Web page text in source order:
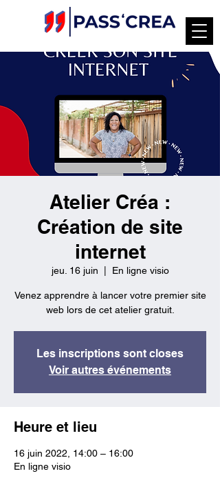
Atelier Créa :
Création de site
internet
jeu. 16 juin En ligne visio
Venez apprendre à lancer votre premier site
web lors de cet atelier gratuit.
Les inscriptions sont closes
Voir autres événements
Heure et lieu
16 juin 2022, 14:00 – 16:00
En ligne visio